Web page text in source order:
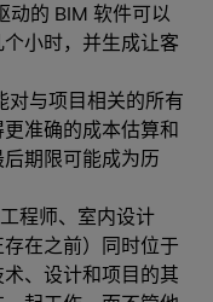
动的 BIM 软件可以
小时，并生成让客
对与项目相关的所有
准确的成本估算和
期限可能成为历
程师、室内设计
在之前）同时位于
、设计和项目的其